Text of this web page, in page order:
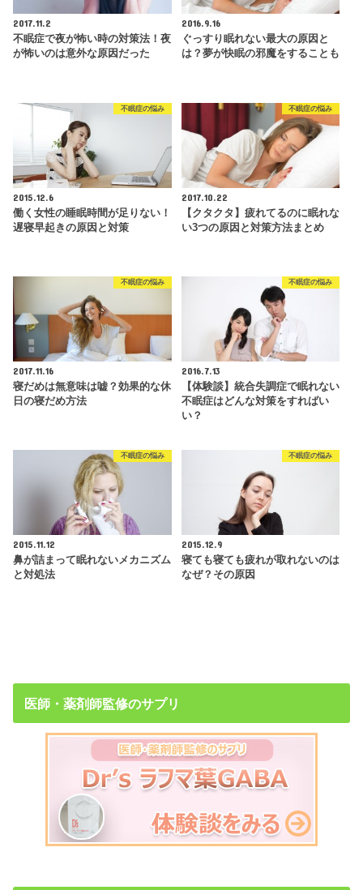
2017.11.2
不眠症で夜が怖い時の対策法！夜
が怖いのは意外な原因だった
2016.9.16
ぐっすり眠れない最大の原因と
は？夢が快眠の邪魔をすることも
不眠症の悩み
2015.12.6
働く女性の睡眠時間が足りない！
遅寝早起きの原因と対策
不眠症の悩み
2017.10.22
【クタクタ】疲れてるのに眠れな
い3つの原因と対策方法まとめ
不眠症の悩み
2017.11.16
寝だめは無意味は嘘？効果的な休
日の寝だめ方法
不眠症の悩み
2016.7.13
【体験談】統合失調症で眠れない
不眠症はどんな対策をすればい
い？
不眠症の悩み
2015.11.12
鼻が詰まって眠れないメカニズム
と対処法
不眠症の悩み
2015.12.9
寝ても寝ても疲れが取れないのは
なぜ？その原因
医師・薬剤師監修のサプリ